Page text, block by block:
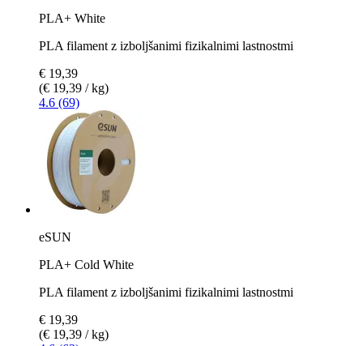
PLA+ White
PLA filament z izboljšanimi fizikalnimi lastnostmi
€ 19,39
(€ 19,39 / kg)
4.6 (69)
eSUN
PLA+ Cold White
PLA filament z izboljšanimi fizikalnimi lastnostmi
€ 19,39
(€ 19,39 / kg)